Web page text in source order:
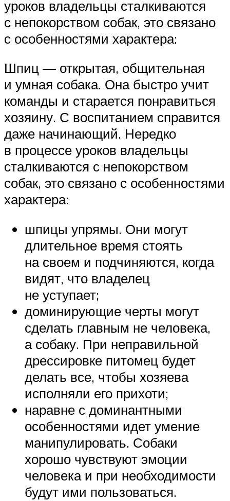
уроков владельцы сталкиваются
с непокорством собак, это связано
с особенностями характера:
Шпиц — открытая, общительная
и умная собака. Она быстро учит
команды и старается понравиться
хозяину. С воспитанием справится
даже начинающий. Нередко
в процессе уроков владельцы
сталкиваются с непокорством
собак, это связано с особенностями
характера:
шпицы упрямы. Они могут
длительное время стоять
на своем и подчиняются, когда
видят, что владелец
не уступает;
доминирующие черты могут
сделать главным не человека,
а собаку. При неправильной
дрессировке питомец будет
делать все, чтобы хозяева
исполняли его прихоти;
наравне с доминантными
особенностями идет умение
манипулировать. Собаки
хорошо чувствуют эмоции
человека и при необходимости
будут ими пользоваться.